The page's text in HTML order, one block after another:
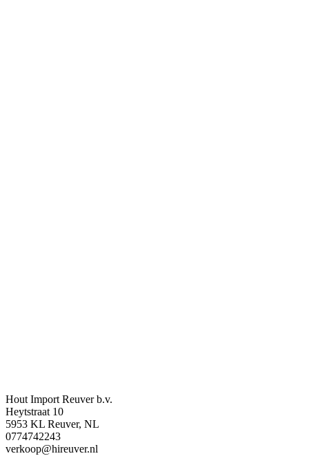
Hout Import Reuver b.v.
Heytstraat 10
5953 KL Reuver, NL
0774742243
verkoop@hireuver.nl